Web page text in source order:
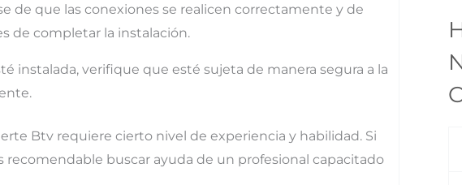
de que las conexiones se realicen correctamente y de
de completar la instalación.
instalada, verifique que esté sujeta de manera segura a la
Btv requiere cierto nivel de experiencia y habilidad. Si
buscar ayuda de un profesional capacitado